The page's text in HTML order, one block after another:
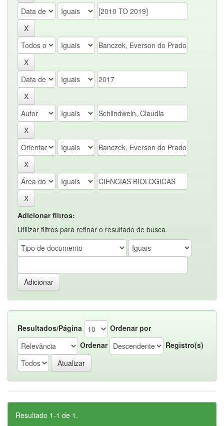
Adicionar filtros:
Utilizar filtros para refinar o resultado de busca.
Resultados/Página
Ordenar por
Ordenar
Registro(s)
Resultado 1-1 de 1.